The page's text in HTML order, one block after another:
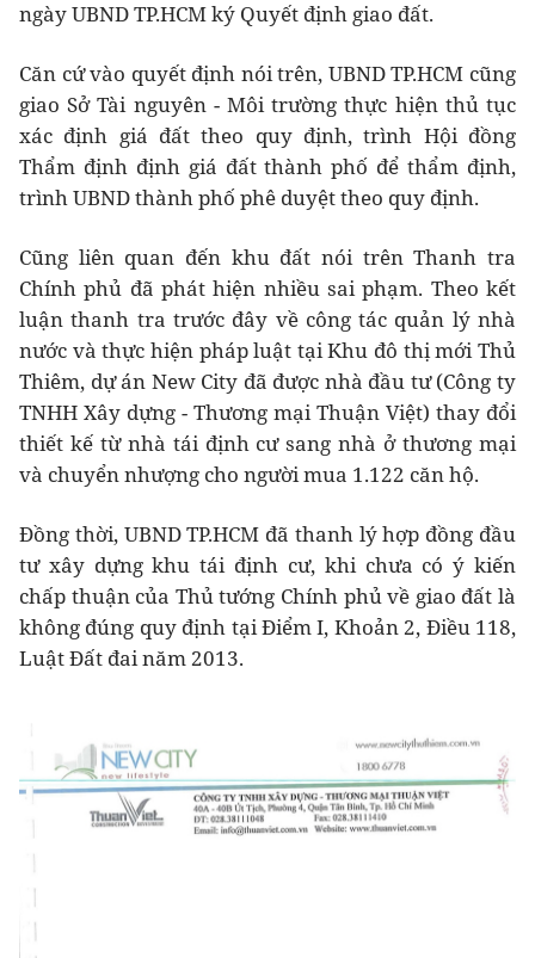
ngày UBND TP.HCM ký Quyết định giao đất.
Căn cứ vào quyết định nói trên, UBND TP.HCM cũng
giao Sở Tài nguyên - Môi trường thực hiện thủ tục
xác định giá đất theo quy định, trình Hội đồng
Thẩm định định giá đất thành phố để thẩm định,
trình UBND thành phố phê duyệt theo quy định.
Cũng liên quan đến khu đất nói trên Thanh tra
Chính phủ đã phát hiện nhiều sai phạm. Theo kết
luận thanh tra trước đây về công tác quản lý nhà
nước và thực hiện pháp luật tại Khu đô thị mới Thủ
Thiêm, dự án New City đã được nhà đầu tư (Công ty
TNHH Xây dựng - Thương mại Thuận Việt) thay đổi
thiết kế từ nhà tái định cư sang nhà ở thương mại
và chuyển nhượng cho người mua 1.122 căn hộ.
Đồng thời, UBND TP.HCM đã thanh lý hợp đồng đầu
tư xây dựng khu tái định cư, khi chưa có ý kiến
chấp thuận của Thủ tướng Chính phủ về giao đất là
không đúng quy định tại Điểm I, Khoản 2, Điều 118,
Luật Đất đai năm 2013.